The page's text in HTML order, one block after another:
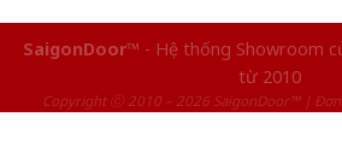
SaigonDoor™ - Hệ thống Showroom
từ 2010
Copyright ⓒ 2010 – 2026 SaigonDoor™ | Đơn